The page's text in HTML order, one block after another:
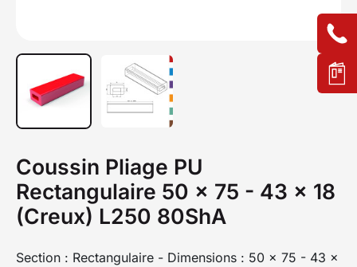
Coussin Pliage PU
Rectangulaire 50 x 75 - 43 x 18
(Creux) L250 80ShA
Section : Rectangulaire - Dimensions : 50 x 75 - 43 x